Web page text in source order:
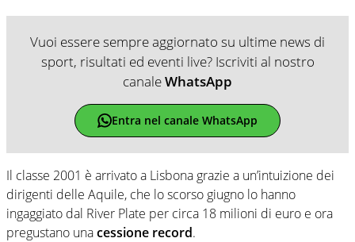
Vuoi essere sempre aggiornato su ultime news di
sport, risultati ed eventi live? Iscriviti al nostro
canaleWhatsApp
Entra nel canale WhatsApp
Il classe 2001 è arrivato a Lisbona grazie a un’intuizione dei
dirigenti delle Aquile, che lo scorso giugno lo hanno
ingaggiato dal River Plate per circa 18 milioni di euro e ora
pregustano unacessione record.